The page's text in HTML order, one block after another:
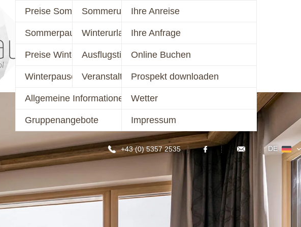
Preise Sommer 2026
Sommerpauschalen 2026
Preise Winter 2026/27
Winterpauschalen 2026/27
Allgemeine Informationen
Gruppenangebote
Sommerurlaub
Winterurlaub
Ausflugstipps
Veranstaltungen
Ihre Anreise
Ihre Anfrage
Online Buchen
Prospekt downloaden
Wetter
Impressum
+43 (0) 5357 2535 DE
PREISE AKTIV KONTAKT